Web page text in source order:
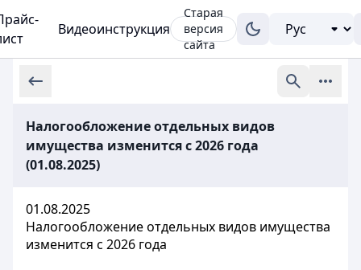
Видеоинструкция
Старая
версия
сайта
Налогообложение отдельных видов
имущества изменится с 2026 года
(01.08.2025)
01.08.2025
Налогообложение отдельных видов имущества
изменится с 2026 года